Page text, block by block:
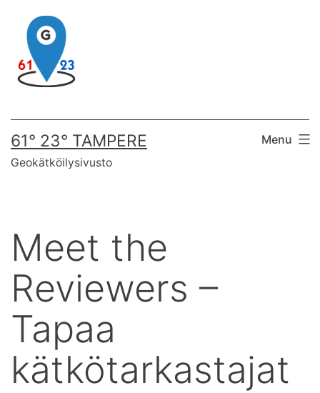
content
61° 23° TAMPERE
Geokätköilysivusto
Menu
Meet the
Reviewers –
Tapaa
kätkötarkastajat